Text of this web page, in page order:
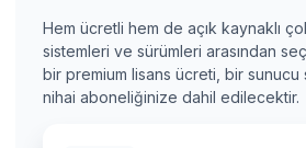
Hem ücretli hem de açık kaynaklı
sistemleri ve sürümleri arasından
bir premium lisans ücreti, bir sunucu
nihai aboneliğinize dahil edilecektir.